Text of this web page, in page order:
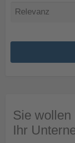
Sie wollen
Ihr